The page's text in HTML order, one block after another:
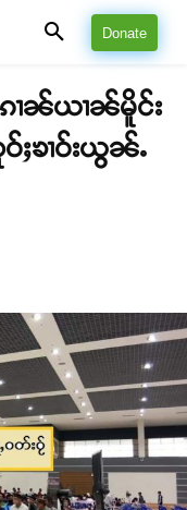
Donate
ၢၼ်ယၢၼ်မိူင်း
ႈၶၢဝ်းယွၼ်ႉ